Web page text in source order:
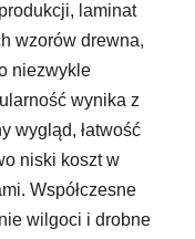
laminat
wzorów drewna,
niezwykle
wynika z
wygląd, łatwość
niski koszt w
Współczesne
wilgoci i drobne